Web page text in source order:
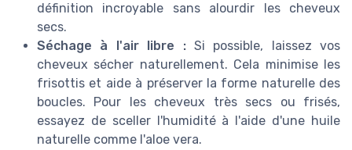
définition incroyable sans alourdir les cheveux
secs.
Séchage à l'air libre :Si possible, laissez vos
cheveux sécher naturellement. Cela minimise les
frisottis et aide à préserver la forme naturelle des
boucles. Pour les cheveux très secs ou frisés,
essayez de sceller l'humidité à l'aide d'une huile
naturelle comme l'aloe vera.